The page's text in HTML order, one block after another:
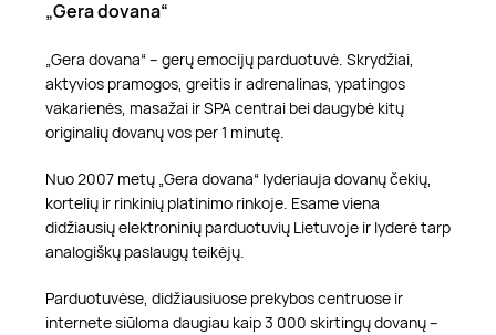
„Gera dovana“
„Gera dovana“ – gerų emocijų parduotuvė. Skrydžiai,
aktyvios pramogos, greitis ir adrenalinas, ypatingos
vakarienės, masažai ir SPA centrai bei daugybė kitų
originalių dovanų vos per 1 minutę.
Nuo 2007 metų „Gera dovana“ lyderiauja dovanų čekių,
kortelių ir rinkinių platinimo rinkoje. Esame viena
didžiausių elektroninių parduotuvių Lietuvoje ir lyderė tarp
analogiškų paslaugų teikėjų.
Parduotuvėse, didžiausiuose prekybos centruose ir
internete siūloma daugiau kaip 3 000 skirtingų dovanų –